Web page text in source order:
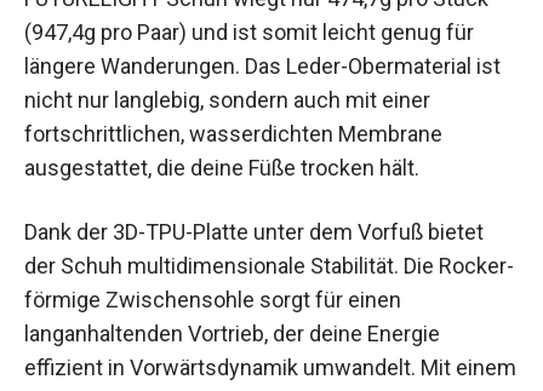
Insulated FUTURELIGHT Schuh wiegt nur 474,7g
pro Stück (947,4g pro Paar) und ist somit leicht
genug für längere Wanderungen. Das Leder-
Obermaterial ist nicht nur langlebig, sondern auch
mit einer fortschrittlichen, wasserdichten
Membrane ausgestattet, die deine Füße trocken
hält.
Dank der 3D-TPU-Platte unter dem Vorfuß bietet
der Schuh multidimensionale Stabilität. Die
Rocker-förmige Zwischensohle sorgt für einen